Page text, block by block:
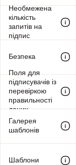
Необмежена
кількість
запитів на
підпис
Безпека
Поля для
підписувачів із
перевіркою
правильності
даних
Галерея
шаблонів
Шаблони